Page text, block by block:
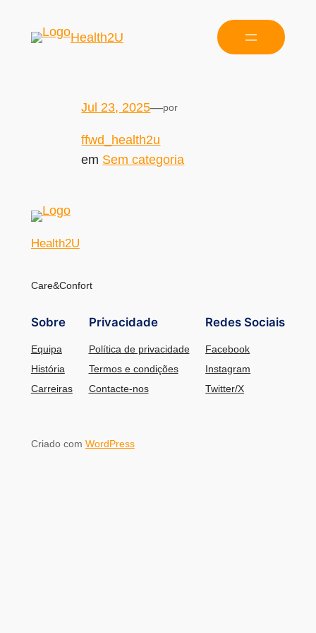
Health2U
Jul 23, 2025—por
ffwd_health2u
em Sem categoria
Health2U
Care&Confort
Sobre
Equipa
História
Carreiras
Privacidade
Política de privacidade
Termos e condições
Contacte-nos
Redes Sociais
Facebook
Instagram
Twitter/X
Criado com WordPress